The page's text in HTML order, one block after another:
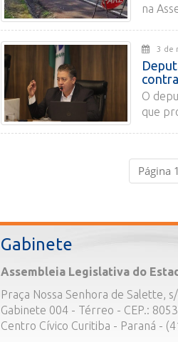
na
3
O
que
Página
Gabinete
Assembleia Legislativa do
Praça Nossa Senhora de Salette,
Gabinete 004 - Térreo - CEP.:
Centro Cívico Curitiba - Paraná -